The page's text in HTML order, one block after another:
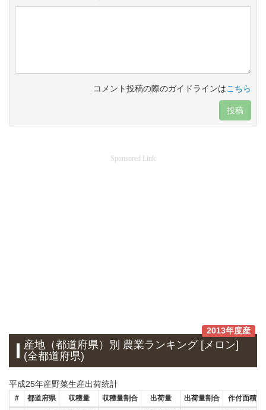
コメント投稿の際のガイドラインはこちら
投稿
Sponsored Link
2013年度産
産地（都道府県）別 農業ランキング [メロン]
(全都道府県)
平成25年産野菜生産出荷統計
# 都道府県 収穫量 収穫量割合 出荷量 出荷量割合 作付面積